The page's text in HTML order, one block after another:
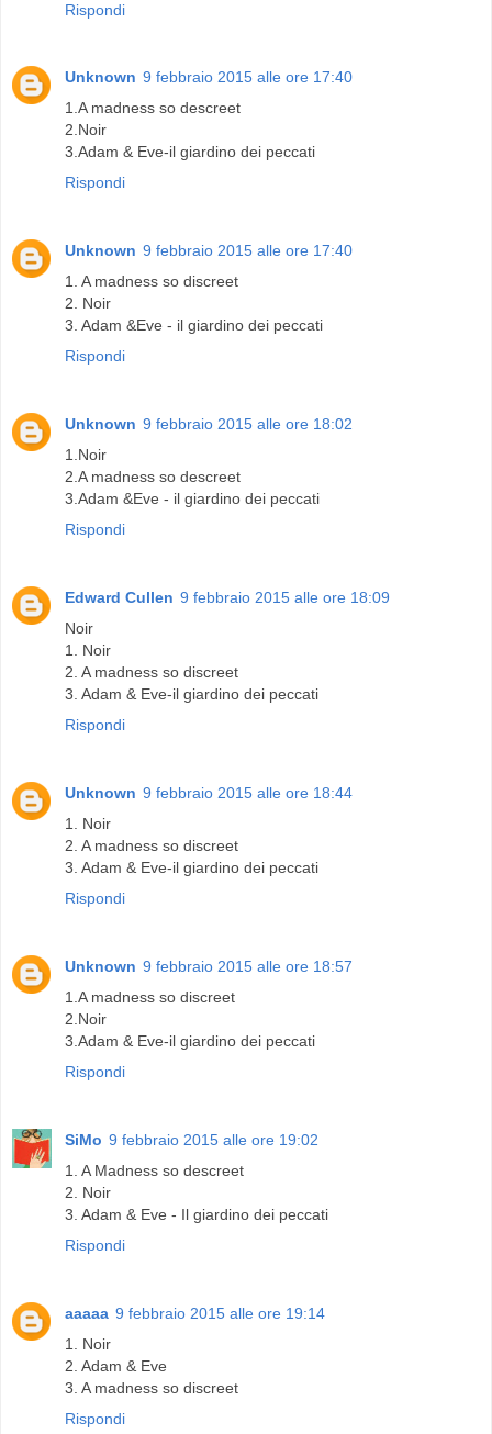
Rispondi
Unknown 9 febbraio 2015 alle ore 17:40
1.A madness so descreet
2.Noir
3.Adam & Eve-il giardino dei peccati
Rispondi
Unknown 9 febbraio 2015 alle ore 17:40
1. A madness so discreet
2. Noir
3. Adam &Eve - il giardino dei peccati
Rispondi
Unknown 9 febbraio 2015 alle ore 18:02
1.Noir
2.A madness so descreet
3.Adam &Eve - il giardino dei peccati
Rispondi
Edward Cullen 9 febbraio 2015 alle ore 18:09
Noir
1. Noir
2. A madness so discreet
3. Adam & Eve-il giardino dei peccati
Rispondi
Unknown 9 febbraio 2015 alle ore 18:44
1. Noir
2. A madness so discreet
3. Adam & Eve-il giardino dei peccati
Rispondi
Unknown 9 febbraio 2015 alle ore 18:57
1.A madness so discreet
2.Noir
3.Adam & Eve-il giardino dei peccati
Rispondi
SiMo 9 febbraio 2015 alle ore 19:02
1. A Madness so descreet
2. Noir
3. Adam & Eve - Il giardino dei peccati
Rispondi
aaaaa 9 febbraio 2015 alle ore 19:14
1. Noir
2. Adam & Eve
3. A madness so discreet
Rispondi